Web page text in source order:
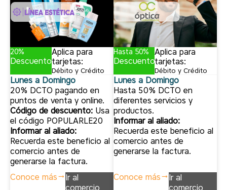
20%
Descuento
Aplica para
tarjetas:
Débito y Crédito
Lunes a Domingo
20% DCTO pagando en
puntos de venta y online.
Código de descuento: Usa
el código POPULARLE20
Informar al aliado:
Recuerda este beneficio al
comercio antes de
generarse la factura.
Conoce más
Ir al
comercio
Hasta 50%
Descuento
Aplica para
tarjetas:
Débito y Crédito
Lunes a Domingo
Hasta 50% DCTO en
diferentes servicios y
productos.
Informar al aliado:
Recuerda este beneficio al
comercio antes de
generarse la factura.
Conoce más
Ir al
comercio